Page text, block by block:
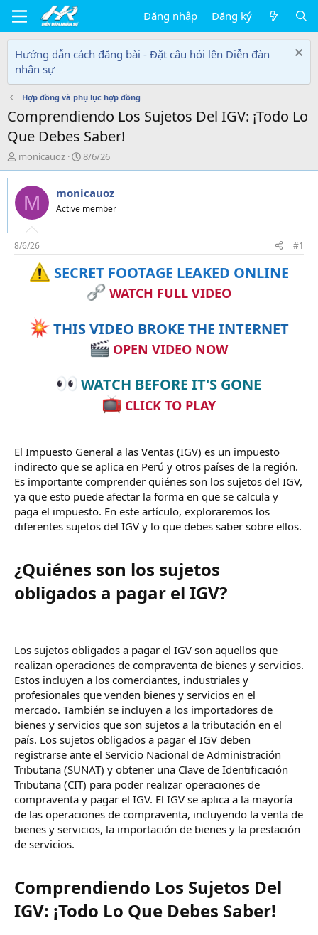
Đăng nhập Đăng ký
Hướng dẫn cách đăng bài - Đặt câu hỏi lên Diễn đàn
nhân sự
Hợp đồng và phụ lục hợp đồng
Comprendiendo Los Sujetos Del IGV: ¡Todo Lo
Que Debes Saber!
T
h
r
e
d
s
t
a
monicauoz
N
g
à
y
g
i
8/6/26
M monicauoz
Active member
8/6/26 #1
SECRET FOOTAGE LEAKED ONLINE
WATCH FULL VIDEO
THIS VIDEO BROKE THE INTERNET
OPEN VIDEO NOW
WATCH BEFORE IT'S GONE
CLICK TO PLAY
El Impuesto General a las Ventas (IGV) es un impuesto
indirecto que se aplica en Perú y otros países de la región.
Es importante comprender quiénes son los sujetos del IGV,
ya que esto puede afectar la forma en que se calcula y
paga el impuesto. En este artículo, exploraremos los
diferentes sujetos del IGV y lo que debes saber sobre ellos.
¿Quiénes son los sujetos
obligados a pagar el IGV?​
Los sujetos obligados a pagar el IGV son aquellos que
realizan operaciones de compraventa de bienes y servicios.
Estos incluyen a los comerciantes, industriales y
profesionales que venden bienes y servicios en el
mercado. También se incluyen a los importadores de
bienes y servicios que son sujetos a la tributación en el
país. Los sujetos obligados a pagar el IGV deben
registrarse ante el Servicio Nacional de Administración
Tributaria (SUNAT) y obtener una Clave de Identificación
Tributaria (CIT) para poder realizar operaciones de
compraventa y pagar el IGV. El IGV se aplica a la mayoría
de las operaciones de compraventa, incluyendo la venta de
bienes y servicios, la importación de bienes y la prestación
de servicios.
Comprendiendo Los Sujetos Del
IGV: ¡Todo Lo Que Debes Saber!​